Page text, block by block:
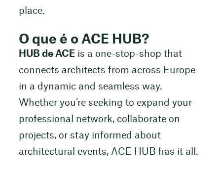
place.
O que é o ACE HUB?
HUB de ACEis a one-stop-shop that
connects architects from across Europe
in a dynamic and seamless way.
Whether you’re seeking to expand your
professional network, collaborate on
projects, or stay informed about
architectural events, ACE HUB has it all.